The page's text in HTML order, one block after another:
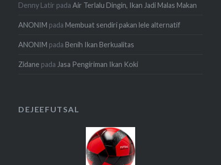
Denny Latir padaAir Terlalu Dingin, Ikan Jadi Malas Makan
ANONIM padaMembuat sendiri pakan lele alternatif
ANONIM padaBenih Ikan Berkualitas
Zidane pada Jasa Pengiriman Ikan Koki
DEJEEFUTSAL